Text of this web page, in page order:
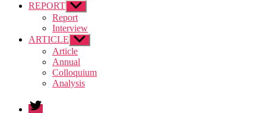
REPORT Show
sub
menu
Report
Interview
ARTICLE Show
sub
menu
Article
Annual
Colloquium
Analysis
twitter